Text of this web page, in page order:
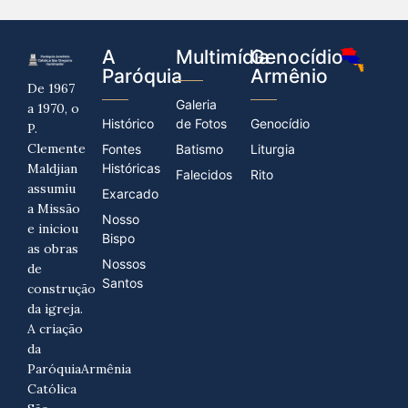
De 1967
a 1970, o
P.
Clemente
Maldjian
assumiu
a Missão
e iniciou
as obras
de
construção
da igreja.
A criação
da
ParóquiaArmênia
Católica
A
Paróquia
Histórico
Fontes
Históricas
Exarcado
Nosso
Bispo
Nossos
Santos
Multimídia
Galeria
de Fotos
Batismo
Falecidos
Genocídio
Armênio
Genocídio
Liturgia
Rito